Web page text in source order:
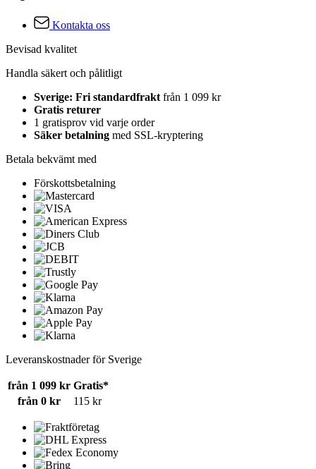
Kontakta oss
Bevisad kvalitet
Handla säkert och pålitligt
Sverige: Fri standardfraktfrån 1 099 kr
Gratis returer
1 gratisprov vid varje order
Säker betalning med SSL-kryptering
Betala bekvämt med
Förskottsbetalning
Leveranskostnader för Sverige
från 1 099 kr Gratis*
från 0 kr
115 kr